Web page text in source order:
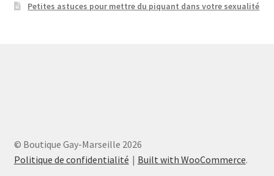
Petites astuces pour mettre du piquant dans votre sexualité
© Boutique Gay-Marseille 2026
Politique de confidentialité
Built with WooCommerce.